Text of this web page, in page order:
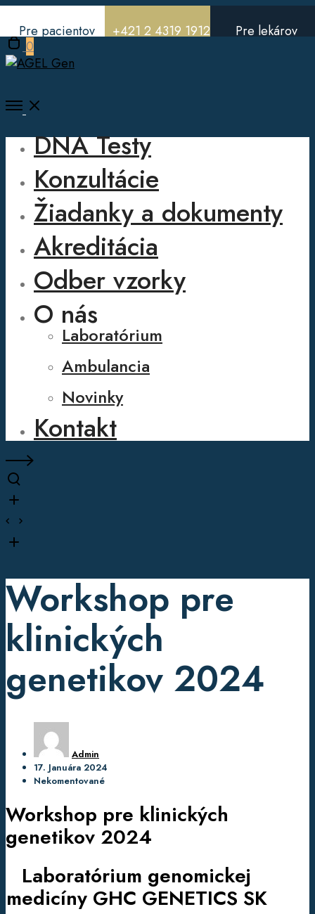
Pre pacientov +421 2 4319 1912 Pre lekárov
Open
cart
0
Open
Menu
DNA Testy
Konzultácie
Žiadanky a dokumenty
Akreditácia
Odber vzorky
O nás
Laboratórium
Ambulancia
Novinky
Kontakt
Workshop pre
klinických
genetikov 2024
Admin
17. Januára 2024
Nekomentované
Workshop pre klinických
genetikov 2024
Laboratórium genomickej
medicíny GHC GENETICS SK